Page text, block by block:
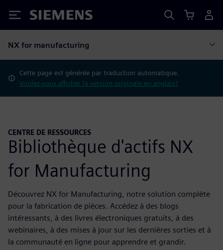
Siemens
NX for manufacturing
Cette page est générée par traduction automatique.
Voulez-vous afficher la version originale en anglais?
CENTRE DE RESSOURCES
Bibliothèque d'actifs NX
for Manufacturing
Découvrez NX for Manufacturing, notre solution complète
pour la fabrication de pièces. Accédez à des blogs
intéressants, à des livres électroniques gratuits, à des
webinaires, à des mises à jour sur les dernières sorties et à
la communauté en ligne pour apprendre et grandir.